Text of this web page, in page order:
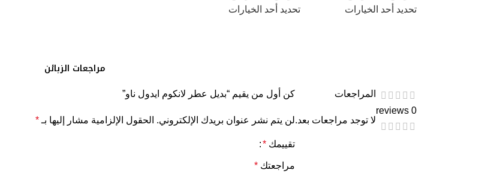
تحديد أحد الخيارات
تحديد أحد الخيارات
مراجعات الزبائن
0 reviews
المراجعات
لا توجد مراجعات بعد.
كن أول من يقيم “بديل عطر لانكوم ايدول ناو”
لن يتم نشر عنوان بريدك الإلكتروني. الحقول الإلزامية مشار إليها بـ*
تقييمك*
مراجعتك*